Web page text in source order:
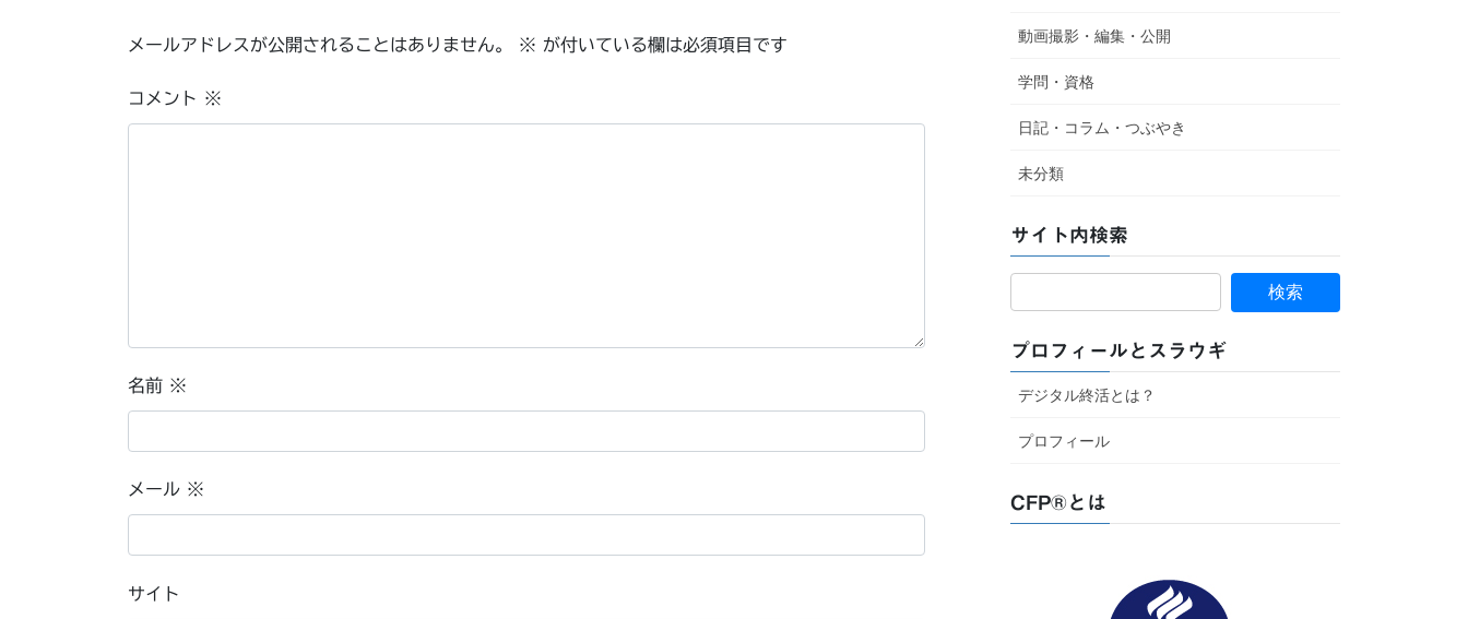
メールアドレスが公開されることはありません。 ※ が付いている欄は必須項目です
コメント ※
名前 ※
メール ※
サイト
動画撮影・編集・公開
学問・資格
日記・コラム・つぶやき
未分類
サイト内検索
プロフィールとスラウギ
デジタル終活とは？
プロフィール
CFP®とは